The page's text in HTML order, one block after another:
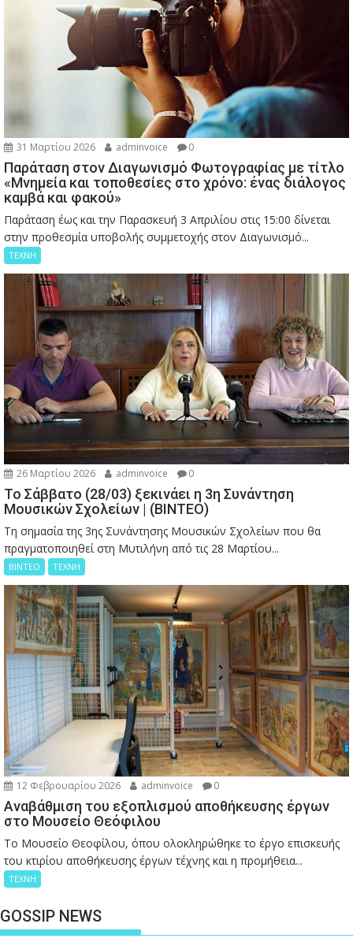
31 Μαρτίου 2026 adminvoice 0
Παράταση στον Διαγωνισμό Φωτογραφίας με τίτλο
«Μνημεία και τοποθεσίες στο χρόνο: ένας διάλογος
καμβά και φακού»
Παράταση έως και την Παρασκευή 3 Απριλίου στις 15:00 δίνεται
στην προθεσμία υποβολής συμμετοχής στον Διαγωνισμό...
ΤΕΧΝΗ
26 Μαρτίου 2026 adminvoice 0
Το Σάββατο (28/03) ξεκινάει η 3η Συνάντηση
Μουσικών Σχολείων | (ΒΙΝΤΕΟ)
Τη σημασία της 3ης Συνάντησης Μουσικών Σχολείων που θα
πραγματοποιηθεί στη Μυτιλήνη από τις 28 Μαρτίου...
ΒΙΝΤΕΟ ΤΕΧΝΗ
12 Φεβρουαρίου 2026 adminvoice 0
Αναβάθμιση του εξοπλισμού αποθήκευσης έργων
στο Μουσείο Θεόφιλου
Το Μουσείο Θεοφίλου, όπου ολοκληρώθηκε το έργο επισκευής
του κτιρίου αποθήκευσης έργων τέχνης και η προμήθεια...
ΤΕΧΝΗ
GOSSIP NEWS